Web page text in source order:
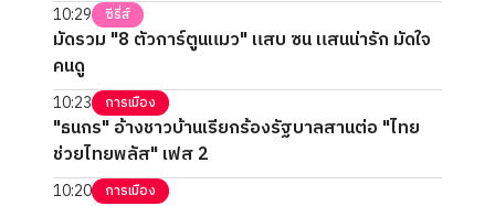
10:29 ซีรี่ส์
มัดรวม "8 ตัวการ์ตูนแมว" แสบ ซน แสนน่ารัก มัดใจ
คนดู
10:23 การเมือง
"ธนกร" อ้างชาวบ้านเรียกร้องรัฐบาลสานต่อ "ไทย
ช่วยไทยพลัส" เฟส 2
10:20 การเมือง